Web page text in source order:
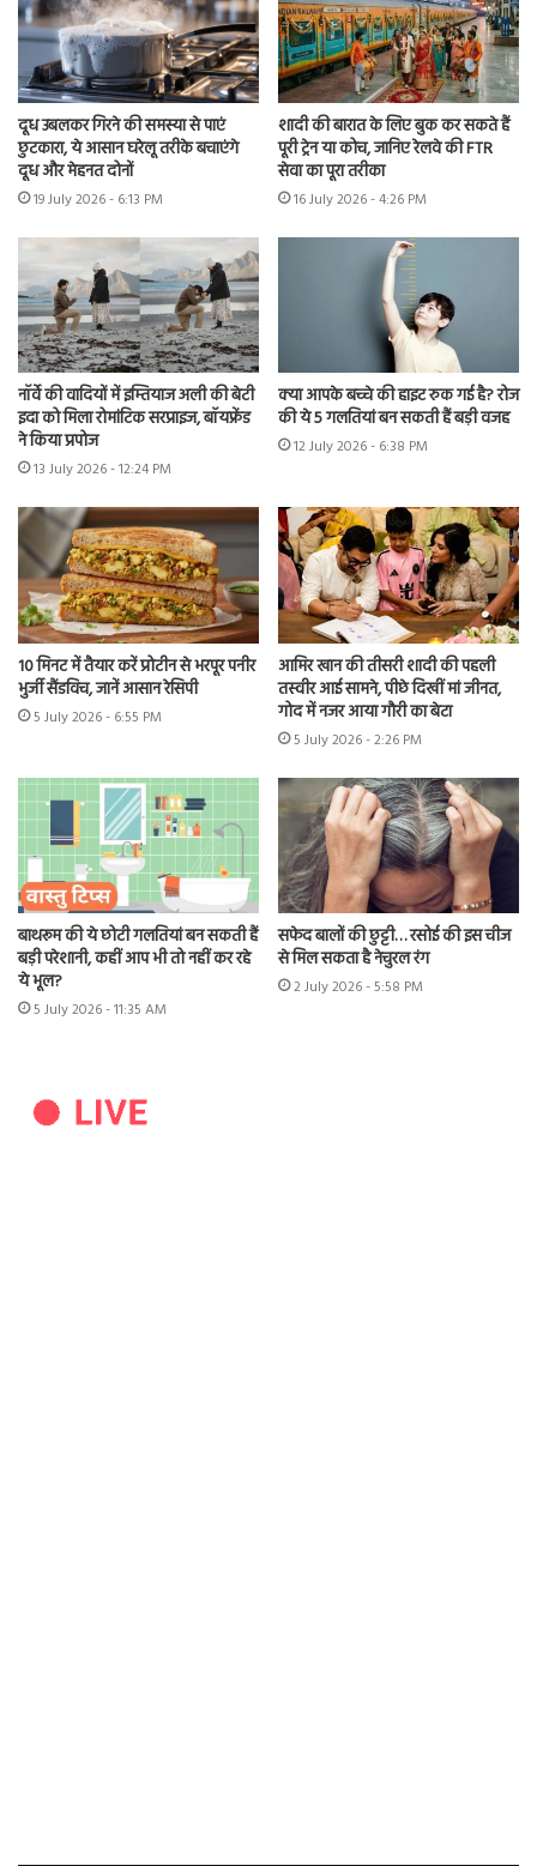
दूध उबलकर गिरने की समस्या से पाएं
छुटकारा, ये आसान घरेलू तरीके बचाएंगे
दूध और मेहनत दोनों
19 July 2026 - 6:13 PM
शादी की बारात के लिए बुक कर सकते हैं
पूरी ट्रेन या कोच, जानिए रेलवे की FTR
सेवा का पूरा तरीका
16 July 2026 - 4:26 PM
नॉर्वे की वादियों में इम्तियाज अली की बेटी
इदा को मिला रोमांटिक सरप्राइज, बॉयफ्रेंड
ने किया प्रपोज
13 July 2026 - 12:24 PM
क्या आपके बच्चे की हाइट रुक गई है? रोज
की ये 5 गलतियां बन सकती हैं बड़ी वजह
12 July 2026 - 6:38 PM
10 मिनट में तैयार करें प्रोटीन से भरपूर पनीर
भुर्जी सैंडविच, जानें आसान रेसिपी
5 July 2026 - 6:55 PM
आमिर खान की तीसरी शादी की पहली
तस्वीर आई सामने, पीछे दिखीं मां जीनत,
गोद में नजर आया गौरी का बेटा
5 July 2026 - 2:26 PM
बाथरूम की ये छोटी गलतियां बन सकती हैं
बड़ी परेशानी, कहीं आप भी तो नहीं कर रहे
ये भूल?
5 July 2026 - 11:35 AM
सफेद बालों की छुट्टी… रसोई की इस चीज
से मिल सकता है नेचुरल रंग
2 July 2026 - 5:58 PM